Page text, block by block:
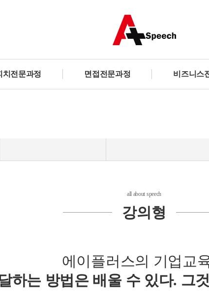
치전문과정 면접전문과정 비즈니스
all about speech
강의형
에이플러스의 기업교
하는 방법은 배울 수 있다. 그